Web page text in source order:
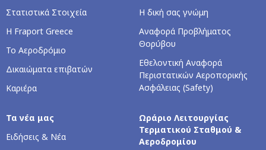
Στατιστικά Στοιχεία
Η Fraport Greece
Το Αεροδρόμιο
Δικαιώματα επιβατών
Καριέρα
Η δική σας γνώμη
Αναφορά Προβλήματος
Θορύβου
Εθελοντική Αναφορά
Περιστατικών Αεροπορικής
Ασφάλειας (Safety)
Τα νέα μας
Ειδήσεις & Νέα
Ωράριο Λειτουργίας
Τερματικού Σταθμού &
Αεροδρομίου